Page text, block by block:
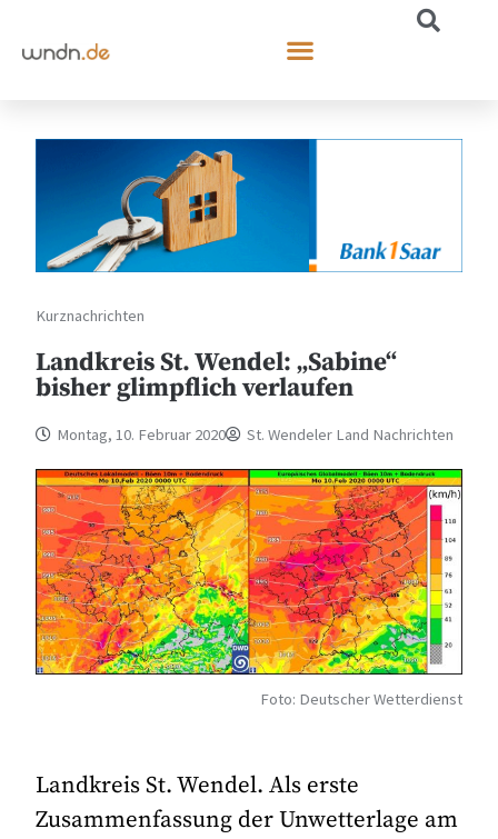
Kurznachrichten
Landkreis St. Wendel: „Sabine“
bisher glimpflich verlaufen
Montag, 10. Februar 2020 St. Wendeler Land Nachrichten
Foto: Deutscher Wetterdienst
Landkreis St. Wendel. Als erste
Zusammenfassung der Unwetterlage am